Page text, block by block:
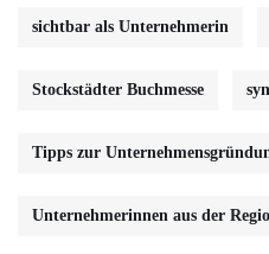
sichtbar als Unternehmerin
Stockstädter Buchmesse
Tipps zur
Unternehmerinnen aus der